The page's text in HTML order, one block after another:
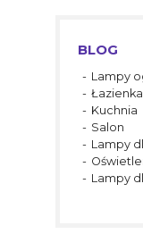
BLOG
Lampy
Łazienka
Kuchnia
Salon
Lampy
Lampy